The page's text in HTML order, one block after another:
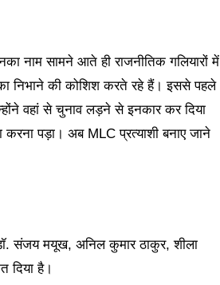
नाम सामने आते ही राजनीतिक गलियारों में
निभाने की कोशिश करते रहे हैं। इससे पहले
वहां से चुनाव लड़ने से इनकार कर दिया
करना पड़ा। अब MLC प्रत्याशी बनाए जाने
संजय मयूख, अनिल कुमार ठाकुर, शीला
दिया है।